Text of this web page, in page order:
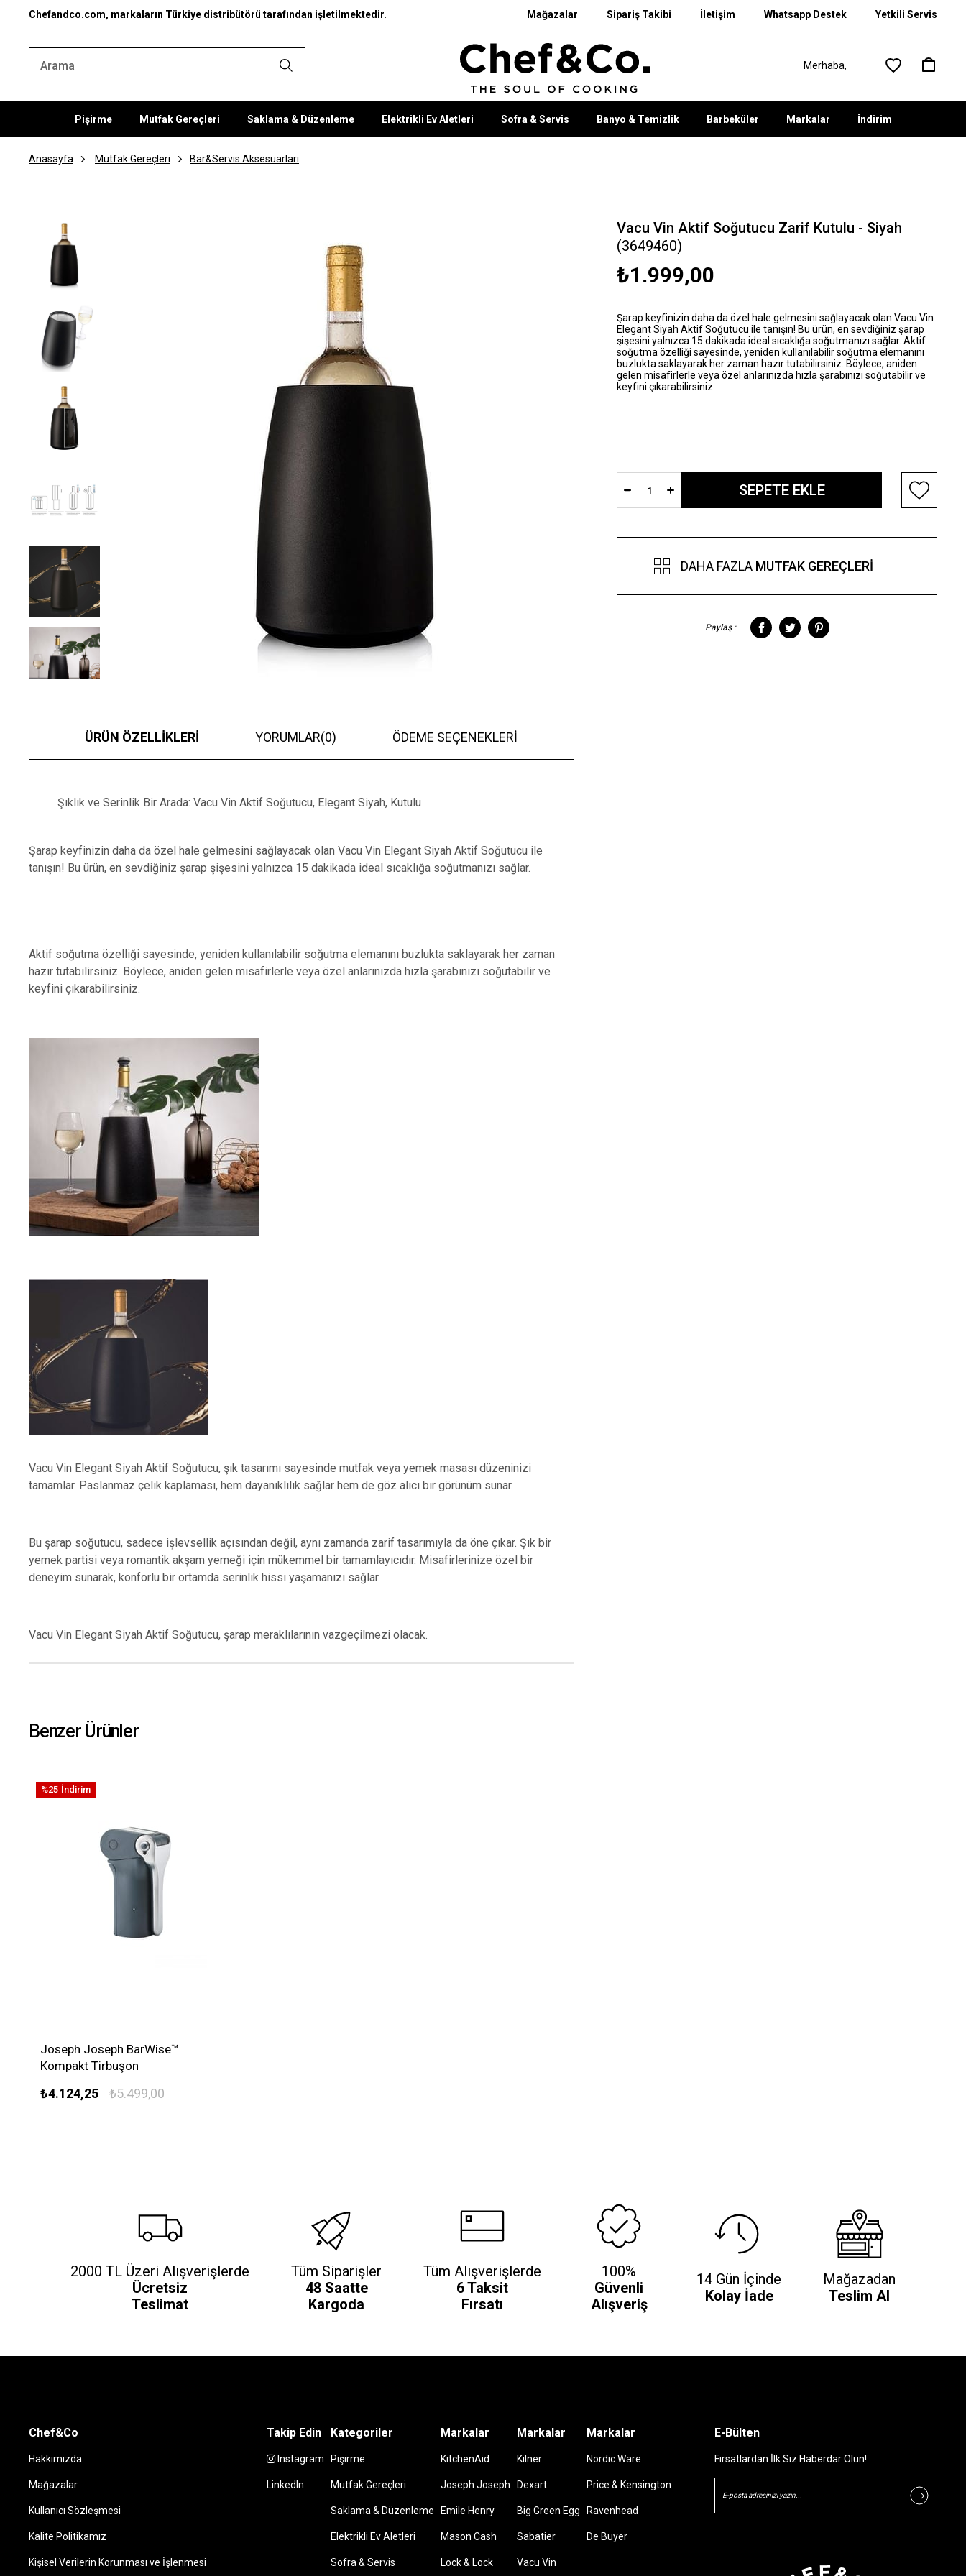
Chefandco.com, markaların Türkiye distribütörü tarafından işletilmektedir. Mağazalar Sipariş Takibi İletişim Whatsapp Destek Yetkili Servis
Pişirme Mutfak Gereçleri Saklama & Düzenleme Elektrikli Ev Aletleri Sofra & Servis Banyo & Temizlik Barbeküler Markalar İndirim
Anasayfa Mutfak Gereçleri Bar&Servis Aksesuarları
Vacu Vin Aktif Soğutucu Zarif Kutulu - Siyah
(3649460)
₺1.999,00
Şarap keyfinizin daha da özel hale gelmesini sağlayacak olan Vacu Vin
Elegant Siyah Aktif Soğutucu ile tanışın! Bu ürün, en sevdiğiniz şarap
şişesini yalnızca 15 dakikada ideal sıcaklığa soğutmanızı sağlar. Aktif
soğutma özelliği sayesinde, yeniden kullanılabilir soğutma elemanını
buzlukta saklayarak her zaman hazır tutabilirsiniz. Böylece, aniden
gelen misafirlerle veya özel anlarınızda hızla şarabınızı soğutabilir ve
keyfini çıkarabilirsiniz.
DAHA FAZLA MUTFAK GEREÇLERI
Paylaş :
ÜRÜN ÖZELLIKLERI YORUMLAR(0) ÖDEME SEÇENEKLERI
Şıklık ve Serinlik Bir Arada: Vacu Vin Aktif Soğutucu, Elegant Siyah, Kutulu
Şarap keyfinizin daha da özel hale gelmesini sağlayacak olan Vacu Vin Elegant Siyah Aktif Soğutucu ile
tanışın! Bu ürün, en sevdiğiniz şarap şişesini yalnızca 15 dakikada ideal sıcaklığa soğutmanızı sağlar.
Aktif soğutma özelliği sayesinde, yeniden kullanılabilir soğutma elemanını buzlukta saklayarak her zaman
hazır tutabilirsiniz. Böylece, aniden gelen misafirlerle veya özel anlarınızda hızla şarabınızı soğutabilir ve
keyfini çıkarabilirsiniz.
Vacu Vin Elegant Siyah Aktif Soğutucu, şık tasarımı sayesinde mutfak veya yemek masası düzeninizi
tamamlar. Paslanmaz çelik kaplaması, hem dayanıklılık sağlar hem de göz alıcı bir görünüm sunar.
Bu şarap soğutucu, sadece işlevsellik açısından değil, aynı zamanda zarif tasarımıyla da öne çıkar. Şık bir
yemek partisi veya romantik akşam yemeği için mükemmel bir tamamlayıcıdır. Misafirlerinize özel bir
deneyim sunarak, konforlu bir ortamda serinlik hissi yaşamanızı sağlar.
Vacu Vin Elegant Siyah Aktif Soğutucu, şarap meraklılarının vazgeçilmezi olacak.
Benzer Ürünler
Joseph Joseph BarWise™
Kompakt Tirbuşon
₺4.124,25 ₺5.499,00
%25 İndirim
2000 TL Üzeri Alışverişlerde
Ücretsiz
Teslimat
Tüm Siparişler
48 Saatte
Kargoda
Tüm Alışverişlerde
6 Taksit
Fırsatı
100%
Güvenli
Alışveriş
14 Gün İçinde
Kolay İade
Mağazadan
Teslim Al
Chef&Co
Hakkımızda
Mağazalar
Kullanıcı Sözleşmesi
Kalite Politikamız
Kişisel Verilerin Korunması ve İşlenmesi
Takip Edin
Instagram
LinkedIn
Kategoriler
Pişirme
Mutfak Gereçleri
Saklama & Düzenleme
Elektrikli Ev Aletleri
Sofra & Servis
Markalar
KitchenAid
Joseph Joseph
Emile Henry
Mason Cash
Lock & Lock
Markalar
Kilner
Dexart
Big Green Egg
Sabatier
Vacu Vin
Markalar
Nordic Ware
Price & Kensington
Ravenhead
De Buyer
E-Bülten
Fırsatlardan İlk Siz Haberdar Olun!